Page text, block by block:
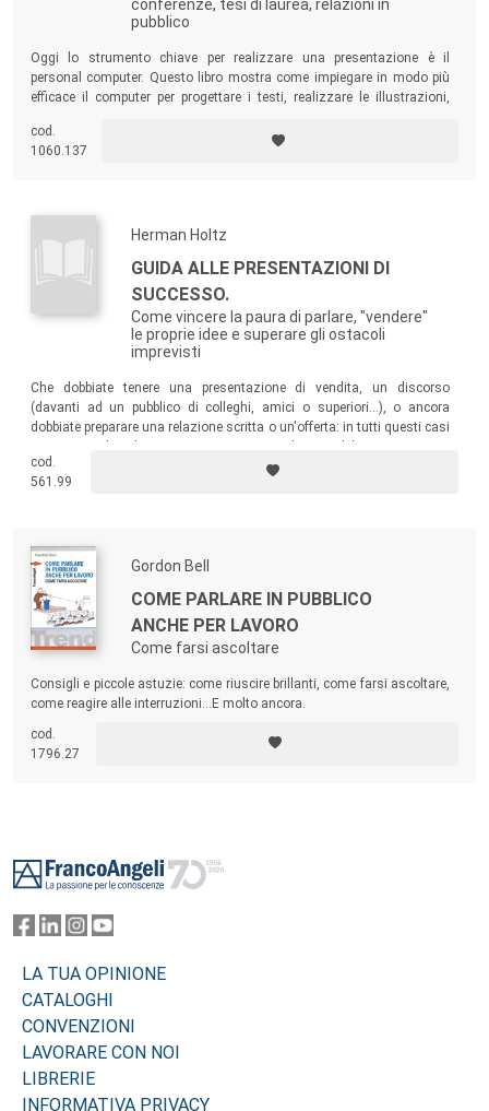
conferenze, tesi di laurea, relazioni in
pubblico
Oggi lo strumento chiave per realizzare una presentazione è il
personal computer. Questo libro mostra come impiegare in modo più
efficace il computer per progettare i testi, realizzare le illustrazioni,
videoproiezione.
cod.
1060.137
Herman Holtz
GUIDA ALLE PRESENTAZIONI DI
SUCCESSO.
Come vincere la paura di parlare, "vendere"
le proprie idee e superare gli ostacoli
imprevisti
Che dobbiate tenere una presentazione di vendita, un discorso
(davanti ad un pubblico di colleghi, amici o superiori...), o ancora
dobbiate preparare una relazione scritta o un'offerta: in tutti questi casi
l'attenzione dei vostri ascoltatori!
cod.
561.99
Gordon Bell
COME PARLARE IN PUBBLICO
ANCHE PER LAVORO
Come farsi ascoltare
Consigli e piccole astuzie: come riuscire brillanti, come farsi ascoltare,
come reagire alle interruzioni...E molto ancora.
cod.
1796.27
LA TUA OPINIONE
CATALOGHI
CONVENZIONI
LAVORARE CON NOI
LIBRERIE
INFORMATIVA PRIVACY